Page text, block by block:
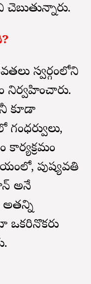
చెబుతున్నారు.
స్వర్గంలోని
నిర్వహించారు.
కూడా
కార్యక్రమం
పుష్యవతి
అనే
ఒకరినొకరు